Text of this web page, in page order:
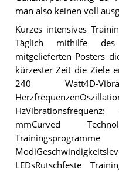
man also keinen voll
Kurzes intensives
Täglich mithilfe
mitgelieferten Posters
kürzester Zeit die Ziele
240 Watt4D-
mmCurved
LEDsRutschfeste